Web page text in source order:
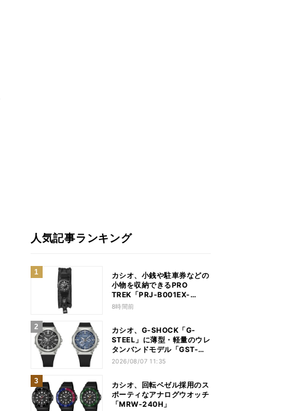
人気記事ランキング
カシオ、小銭や駐車券などの
小物を収納できるPRO
TREK「PRJ-B001EX-
1JR」
8時間前
カシオ、G-SHOCK「G-
STEEL」に薄型・軽量のウレ
タンバンドモデル「GST-
B1000」
2026/08/07 11:35
カシオ、回転ベゼル採用のス
ポーティなアナログウオッチ
「MRW-240H」